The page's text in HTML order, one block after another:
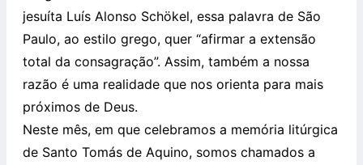
jesuíta Luís Alonso Schökel, essa palavra de São
Paulo, ao estilo grego, quer “afirmar a extensão
total da consagração”. Assim, também a nossa
razão é uma realidade que nos orienta para mais
próximos de Deus.
Neste mês, em que celebramos a memória litúrgica
de Santo Tomás de Aquino, somos chamados a